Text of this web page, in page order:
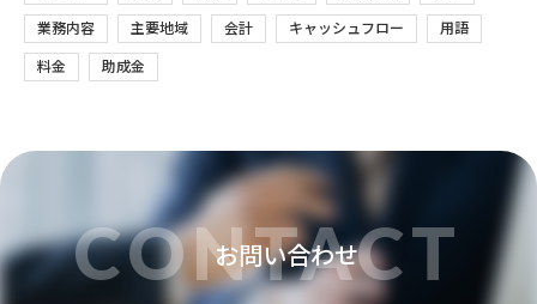
業務内容 主要地域 会計 キャッシュフロー 用語
料金 助成金
CONTACT
お問い合わせ